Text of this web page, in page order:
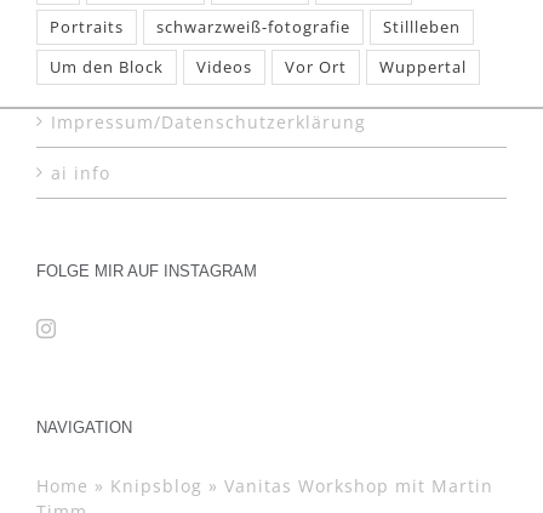
Portraits
schwarzweiß-fotografie
Stillleben
Um den Block
Videos Vor Ort Wuppertal
Impressum/Datenschutzerklärung
ai info
FOLGE MIR AUF INSTAGRAM
NAVIGATION
Home » Knipsblog » Vanitas Workshop mit Martin